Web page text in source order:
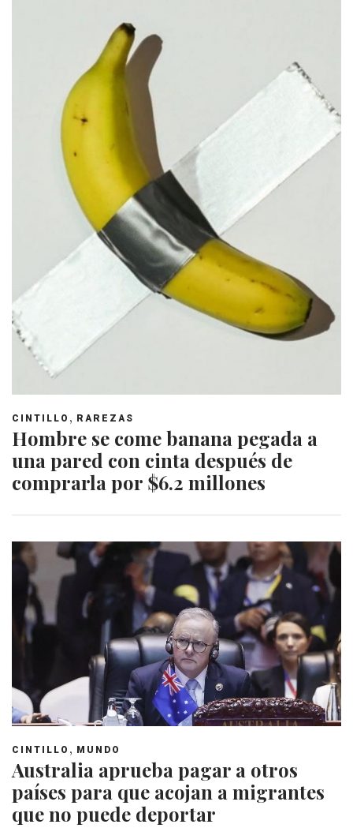
CINTILLO , RAREZAS
Hombre se come banana pegada a
una pared con cinta después de
comprarla por $6.2 millones
CINTILLO , MUNDO
Australia aprueba pagar a otros
países para que acojan a migrantes
que no puede deportar